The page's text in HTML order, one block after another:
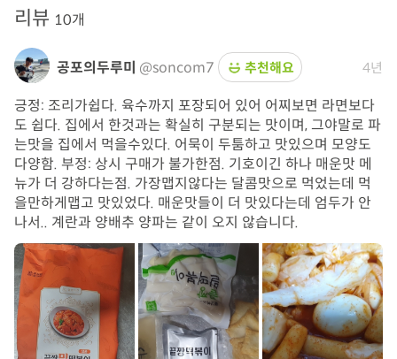
리뷰 10개
공포의두루미 @soncom7 추천해요 4년
긍정: 조리가쉽다. 육수까지 포장되어 있어 어찌보면 라면보다
도 쉽다. 집에서 한것과는 확실히 구분되는 맛이며, 그야말로 파
는맛을 집에서 먹을수있다. 어묵이 두툼하고 맛있으며 모양도
다양함. 부정: 상시 구매가 불가한점. 기호이긴 하나 매운맛 메
뉴가 더 강하다는점. 가장맵지않다는 달콤맛으로 먹었는데 먹
을만하게맵고 맛있었다. 매운맛들이 더 맛있다는데 엄두가 안
나서.. 계란과 양배추 양파는 같이 오지 않습니다.